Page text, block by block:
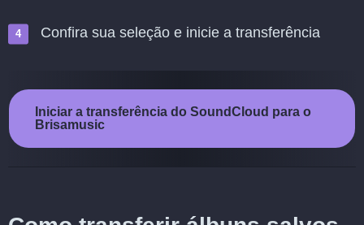
Confira sua seleção e inicie a transferência
Iniciar a transferência do SoundCloud para o
Brisamusic